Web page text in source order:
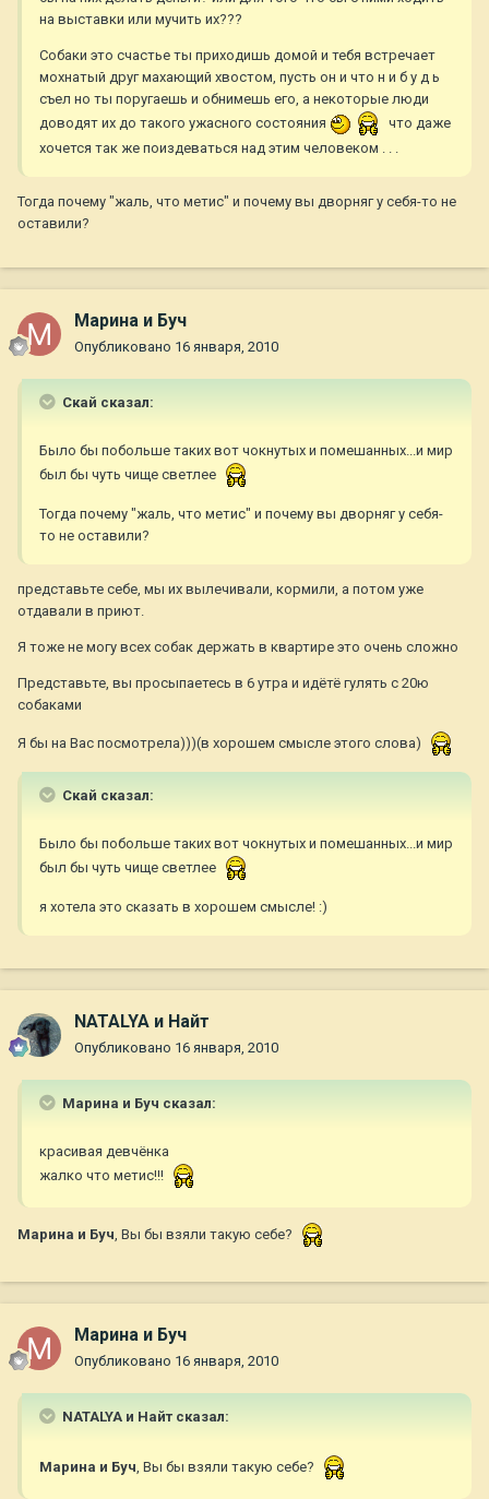
на выставки или мучить их???
Собаки это счастье ты приходишь домой и тебя встречает
мохнатый друг махающий хвостом, пусть он и что н и б у д ь
съел но ты поругаешь и обнимешь его, а некоторые люди
доводят их до такого ужасного состояния
что даже
хочется так же поиздеваться над этим человеком . . .
Тогда почему "жаль, что метис" и почему вы дворняг у себя-то не
оставили?
Марина и Буч
Опубликовано 16 января, 2010
Скай сказал:
Было бы побольше таких вот чокнутых и помешанных...и мир
был бы чуть чище светлее
Тогда почему "жаль, что метис" и почему вы дворняг у себя-
то не оставили?
представьте себе, мы их вылечивали, кормили, а потом уже
отдавали в приют.
Я тоже не могу всех собак держать в квартире это очень сложно
Представьте, вы просыпаетесь в 6 утра и идётё гулять с 20ю
собаками
Я бы на Вас посмотрела)))(в хорошем смысле этого слова)
Скай сказал:
Было бы побольше таких вот чокнутых и помешанных...и мир
был бы чуть чище светлее
я хотела это сказать в хорошем смысле! :)
NATALYA и Найт
Опубликовано 16 января, 2010
Марина и Буч сказал:
красивая девчёнка
жалко что метис!!!
Марина и Буч, Вы бы взяли такую себе?
Марина и Буч
Опубликовано 16 января, 2010
NATALYA и Найт сказал:
Марина и Буч, Вы бы взяли такую себе?